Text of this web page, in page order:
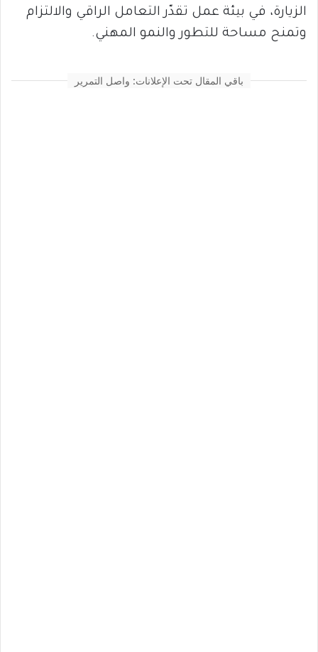
الزيارة، في بيئة عمل تقدّر التعامل الراقي والالتزام
وتمنح مساحة للتطور والنمو المهني.
باقي المقال تحت الإعلانات: واصل التمرير